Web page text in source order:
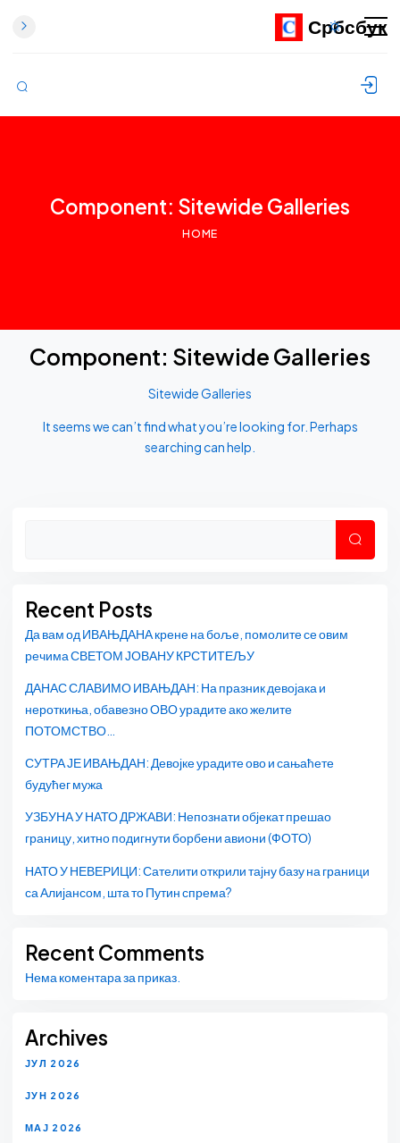
Skip to content
Србсбук
Component: Sitewide Galleries
HOME
Component: Sitewide Galleries
Sitewide Galleries
It seems we can’t find what you’re looking for. Perhaps
searching can help.
Recent Posts
Да вам од ИВАЊДАНА крене на боље, помолите се овим
речима СВЕТОМ ЈОВАНУ КРСТИТЕЉУ
ДАНАС СЛАВИМО ИВАЊДАН: На празник девојака и
нероткиња, обавезно ОВО урадите ако желите
ПОТОМСТВО…
СУТРА ЈЕ ИВАЊДАН: Девојке урадите ово и сањаћете
будућег мужа
УЗБУНА У НАТО ДРЖАВИ: Непознати објекат прешао
границу, хитно подигнути борбени авиони (ФОТО)
НАТО У НЕВЕРИЦИ: Сателити открили тајну базу на граници
са Алијансом, шта то Путин спрема?
Recent Comments
Нема коментара за приказ.
Archives
ЈУЛ 2026
ЈУН 2026
МАЈ 2026